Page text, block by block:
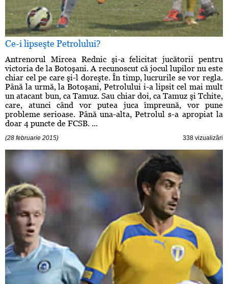
Ce-i lipseşte Petrolului?
Antrenorul Mircea Rednic şi-a felicitat jucătorii pentru
victoria de la Botoşani. A recunoscut că jocul lupilor nu este
chiar cel pe care şi-l doreşte. În timp, lucrurile se vor regla.
Până la urmă, la Botoşani, Petrolului i-a lipsit cel mai mult
un atacant bun, ca Tamuz. Sau chiar doi, ca Tamuz şi Tchite,
care, atunci când vor putea juca împreună, vor pune
probleme serioase. Până una-alta, Petrolul s-a apropiat la
doar 4 puncte de FCSB. ...
(28 februarie 2015) 338 vizualizări